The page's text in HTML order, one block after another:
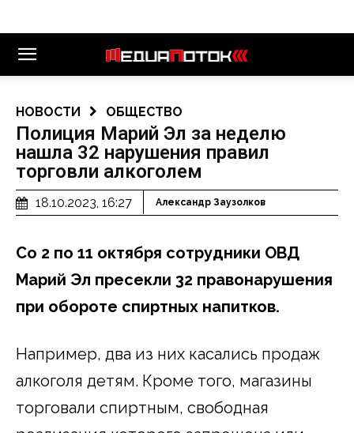
НОВОСТИ ОБЩЕСТВО
Полиция Марий Эл за неделю
нашла 32 нарушения правил
торговли алкоголем
18.10.2023, 16:27 Александр Заузолков
Со 2 по 11 октября сотрудники ОВД
Марий Эл пресекли 32 правонарушения
при обороте спиртных напитков.
Например, два из них касались продаж
алкоголя детям. Кроме того, магазины
торговали спиртным, свободная